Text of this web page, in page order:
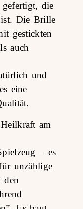
die
Die Brille
gestickten
auch
und
eine
am
– es
unzählige
den